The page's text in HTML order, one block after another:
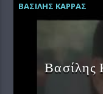
ΒΑΣΙΛΗΣ ΚΑΡΡΑΣ
Βασίλης